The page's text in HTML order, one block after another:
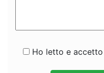
Ho letto e accetto